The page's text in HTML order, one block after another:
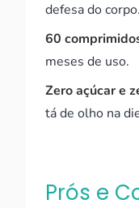
defesa do corpo.
60
meses de uso.
Zero açúcar e
tá de olho na
Prós e